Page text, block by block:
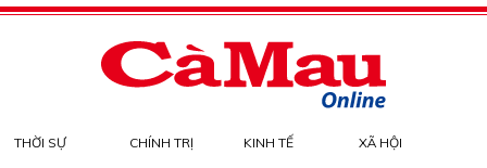
THỜI SỰ CHÍNH TRỊ KINH TẾ XÃ HỘI